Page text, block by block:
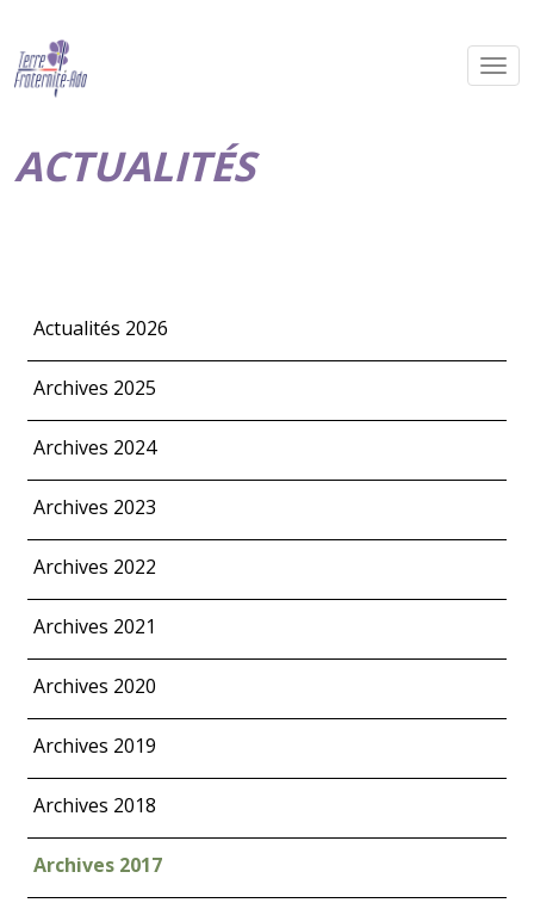
ACTUALITÉS
Actualités 2026
Archives 2025
Archives 2024
Archives 2023
Archives 2022
Archives 2021
Archives 2020
Archives 2019
Archives 2018
Archives 2017